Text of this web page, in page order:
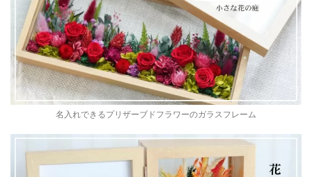
名入れできるプリザーブドフラワーのガラスフレーム